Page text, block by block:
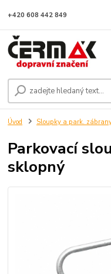
+420 608 442 849
Úvod Sloupky a park.
Parkovací
sklopný